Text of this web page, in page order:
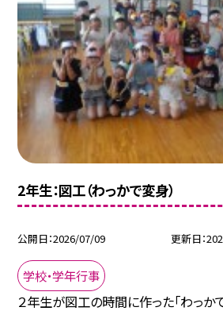
2年生：図工（わっかで変身）
公開日 2026/07/09 更新日
学校・学年行事
２年生が図工の時間に作った「わっか